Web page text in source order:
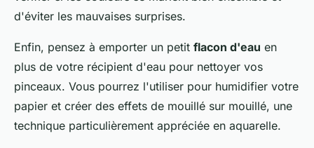
d'éviter les mauvaises surprises.
Enfin, pensez à emporter un petit flacon d'eau en
plus de votre récipient d'eau pour nettoyer vos
pinceaux. Vous pourrez l'utiliser pour humidifier votre
papier et créer des effets de mouillé sur mouillé, une
technique particulièrement appréciée en aquarelle.